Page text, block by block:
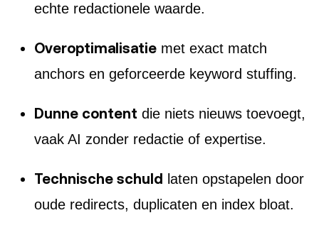
echte redactionele waarde.
Overoptimalisatie met exact match
anchors en geforceerde keyword stuffing.
Dunne content die niets nieuws toevoegt,
vaak AI zonder redactie of expertise.
Technische schuld laten opstapelen door
oude redirects, duplicaten en index bloat.